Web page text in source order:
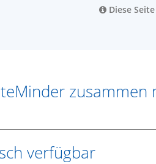
Diese
verfügbar